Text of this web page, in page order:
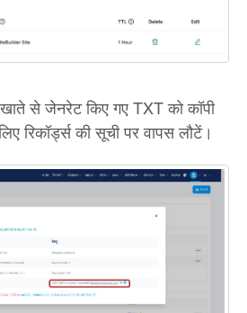
से जेनरेट किए गए TXT को कॉपी
रिकॉर्ड्स की सूची पर वापस लौटें।